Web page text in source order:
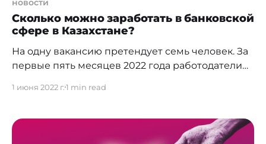
новости
Сколько можно заработать в банковской
сфере в Казахстане?
На одну вакансию претендует семь человек. За
первые пять месяцев 2022 года работодатели
сайте hh.kz в коммерческих банках. В основном
(52%), Нур-Султан (15%), Шымкент (6%), Атырау
1 июня 2022 г.1 min read